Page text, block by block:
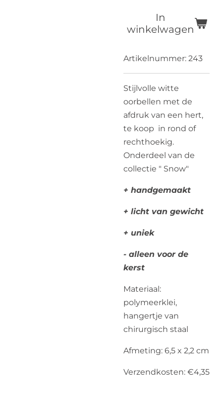
In
winkelwagen
Artikelnummer: 243
Stijlvolle witte
oorbellen met de
afdruk van een hert,
te koop in rond of
rechthoekig.
Onderdeel van de
collectie " Snow"
+ handgemaakt
+ licht van gewicht
+ uniek
- alleen voor de
kerst
Materiaal:
polymeerklei,
hangertje van
chirurgisch staal
Afmeting: 6,5 x 2,2 cm
Verzendkosten: €4,35